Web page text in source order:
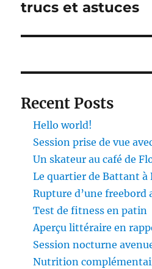
Publication
trucs et astuces
Recent Posts
Hello world!
Session prise de vue
Un skateur au café de
Le quartier de Battant à
Rupture d’une freebord
Test de fitness en patin
Aperçu littéraire en
Session nocturne
Nutrition